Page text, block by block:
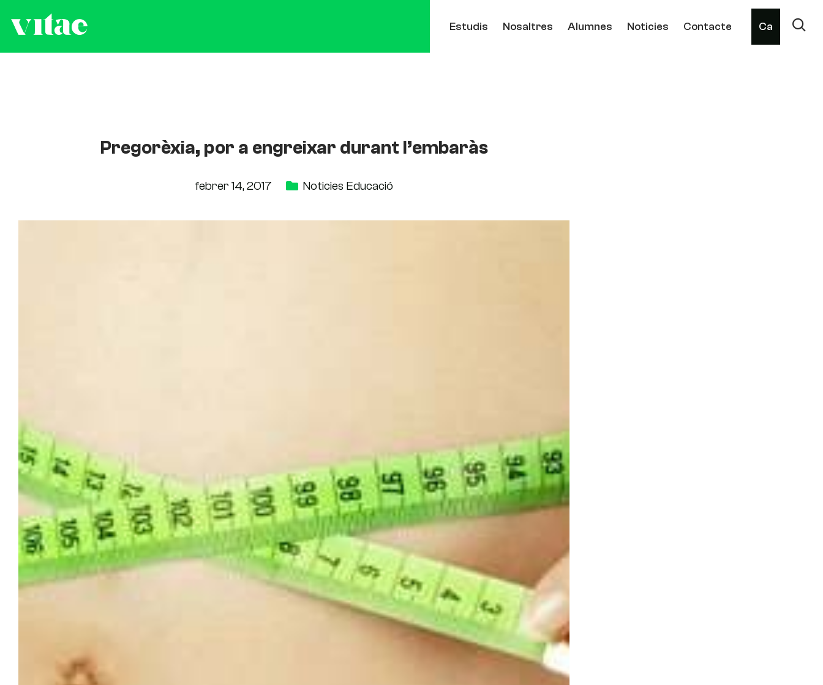
Estudis Nosaltres Alumnes Noticies Contacte Ca
Pregorèxia, por a engreixar durant l’embaràs
febrer 14, 2017 Noticies Educació